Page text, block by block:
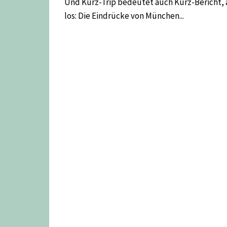
los: Die Eindrücke von München...